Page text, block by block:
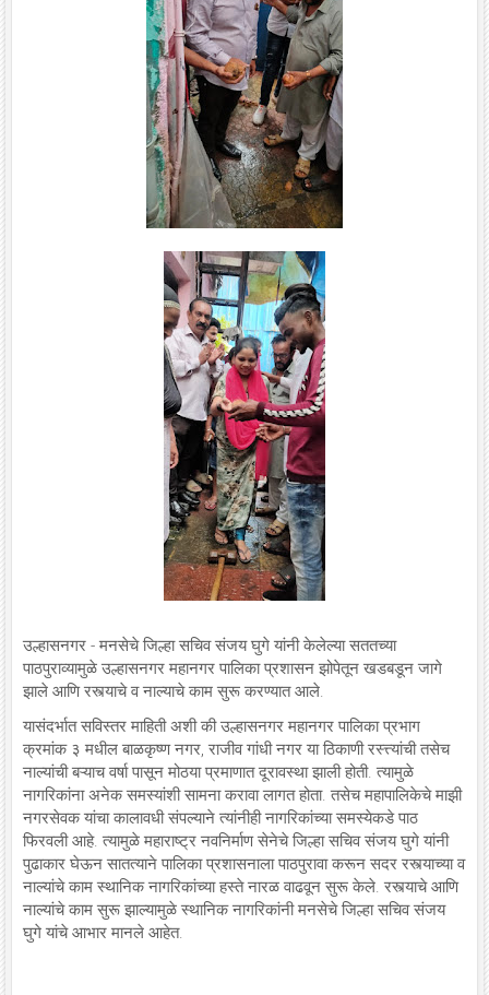
उल्हासनगर - मनसेचे जिल्हा सचिव संजय घुगे यांनी केलेल्या सततच्या
पाठपुराव्यामुळे उल्हासनगर महानगर पालिका प्रशासन झोपेतून खडबडून जागे
झाले आणि रस्त्याचे व नाल्याचे काम सुरू करण्यात आले.
यासंदर्भात सविस्तर माहिती अशी की उल्हासनगर महानगर पालिका प्रभाग
क्रमांक ३ मधील बाळकृष्ण नगर, राजीव गांधी नगर या ठिकाणी रस्त्त्यांची तसेच
नाल्यांची बऱ्याच वर्षा पासून मोठया प्रमाणात दूरावस्था झाली होती. त्यामुळे
नागरिकांना अनेक समस्यांशी सामना करावा लागत होता. तसेच महापालिकेचे माझी
नगरसेवक यांचा कालावधी संपल्याने त्यांनीही नागरिकांच्या समस्येकडे पाठ
फिरवली आहे. त्यामुळे महाराष्ट्र नवनिर्माण सेनेचे जिल्हा सचिव संजय घुगे यांनी
पुढाकार घेऊन सातत्याने पालिका प्रशासनाला पाठपुरावा करून सदर रस्त्याच्या व
नाल्यांचे काम स्थानिक नागरिकांच्या हस्ते नारळ वाढवून सुरू केले. रस्त्याचे आणि
नाल्यांचे काम सुरू झाल्यामुळे स्थानिक नागरिकांनी मनसेचे जिल्हा सचिव संजय
घुगे यांचे आभार मानले आहेत.